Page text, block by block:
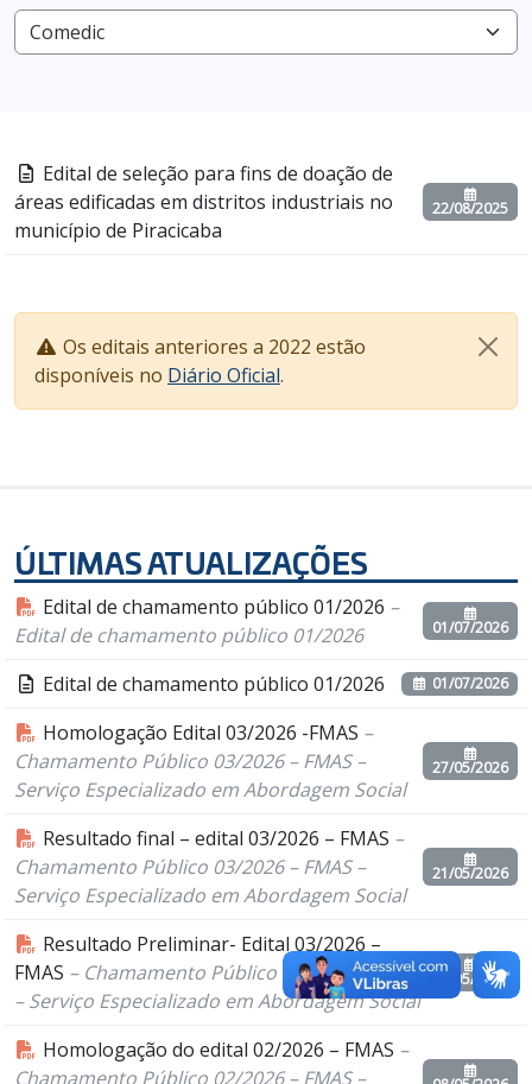
Edital de seleção para fins de doação de
áreas edificadas em distritos industriais no
município de Piracicaba
22/08/2025
Os editais anteriores a 2022 estão
disponíveis no Diário Oficial.
ÚLTIMAS ATUALIZAÇÕES
Edital de chamamento público 01/2026 –
Edital de chamamento público 01/2026
01/07/2026
Edital de chamamento público 01/2026 01/07/2026
Homologação Edital 03/2026 -FMAS –
Chamamento Público 03/2026 – FMAS –
Serviço Especializado em Abordagem Social
27/05/2026
Resultado final – edital 03/2026 – FMAS –
Chamamento Público 03/2026 – FMAS –
Serviço Especializado em Abordagem Social
21/05/2026
Resultado Preliminar- Edital 03/2026 –
FMAS – Chamamento Público 03/2026 – FMAS
– Serviço Especializado em Abordagem Social
15/05/2026
Homologação do edital 02/2026 – FMAS –
Chamamento Público 02/2026 – FMAS –